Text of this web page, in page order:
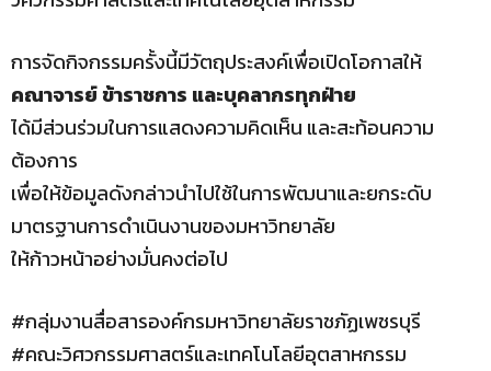
การจัดกิจกรรมครั้งนี้มีวัตถุประสงค์เพื่อเปิดโอกาสให้
คณาจารย์ ข้าราชการ และบุคลากรทุกฝ่าย
ได้มีส่วนร่วมในการแสดงความคิดเห็น และสะท้อนความ
ต้องการ
เพื่อให้ข้อมูลดังกล่าวนำไปใช้ในการพัฒนาและยกระดับ
มาตรฐานการดำเนินงานของมหาวิทยาลัย
ให้ก้าวหน้าอย่างมั่นคงต่อไป
#กลุ่มงานสื่อสารองค์กรมหาวิทยาลัยราชภัฏเพชรบุรี
#คณะวิศวกรรมศาสตร์และเทคโนโลยีอุตสาหกรรม